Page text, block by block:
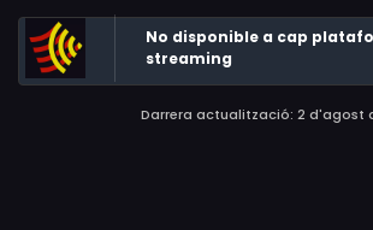
Xesco Pintó, María Reniu, Frederic
Lourdes Segalés, Eduard Serra
No disponible a cap
streaming
Darrera actualització: 2 d'agost